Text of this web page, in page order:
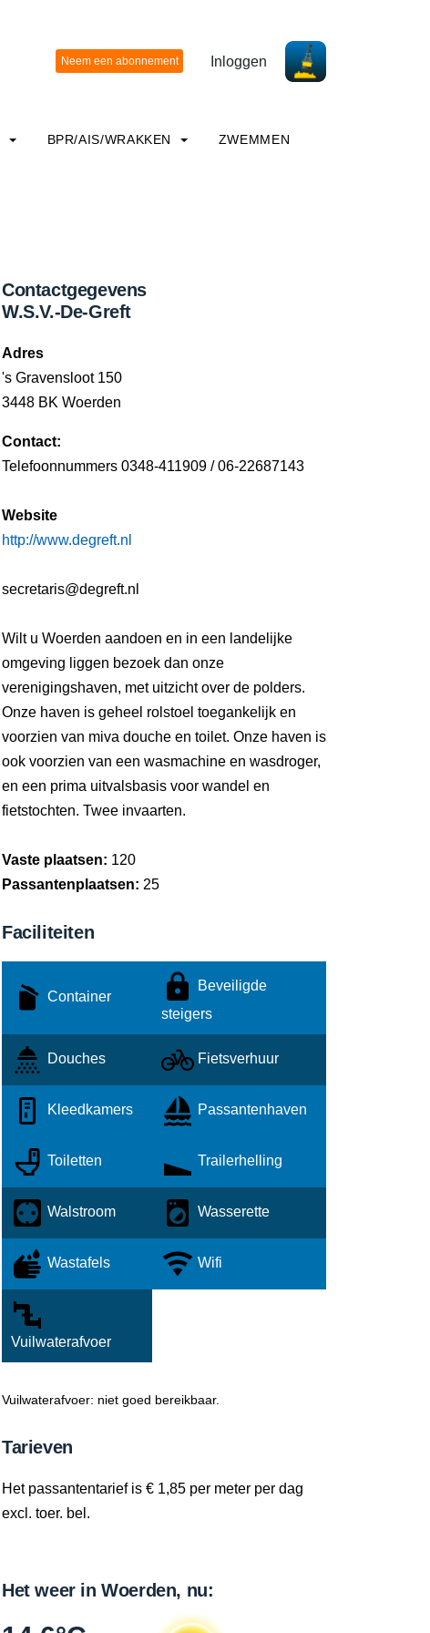
Inloggen
BPR/AIS/WRAKKEN ZWEMMEN
Contactgegevens
W.S.V.-De-Greft
Adres
's Gravensloot 150
3448 BK Woerden
Contact:
Telefoonnummers 0348-411909 / 06-22687143
Website
http://www.degreft.nl
secretaris@degreft.nl
Wilt u Woerden aandoen en in een landelijke
omgeving liggen bezoek dan onze
verenigingshaven, met uitzicht over de polders.
Onze haven is geheel rolstoel toegankelijk en
voorzien van miva douche en toilet. Onze haven is
ook voorzien van een wasmachine en wasdroger,
en een prima uitvalsbasis voor wandel en
fietstochten. Twee invaarten.
Vaste plaatsen: 120
Passantenplaatsen: 25
Faciliteiten
Container
Beveiligde
steigers
Douches Fietsverhuur
Kleedkamers Passantenhaven
Toiletten Trailerhelling
Walstroom Wasserette
Wastafels Wifi
Vuilwaterafvoer
Vuilwaterafvoer: niet goed bereikbaar.
Tarieven
Het passantentarief is € 1,85 per meter per dag
excl. toer. bel.
Het weer in Woerden, nu: